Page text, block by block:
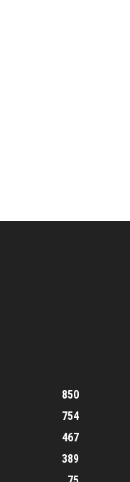
850
754
467
389